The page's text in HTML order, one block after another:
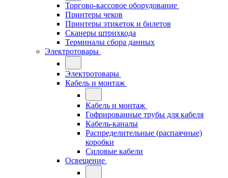
Торгово-кассовое оборудование
Принтеры чеков
Принтеры этикеток и билетов
Сканеры штрихкода
Терминалы сбора данных
Электротовары
Электротовары
Кабель и монтаж
Кабель и монтаж
Гофрированные трубы для кабеля
Кабель-каналы
Распределительные (распаячные)
коробки
Силовые кабели
Освещение